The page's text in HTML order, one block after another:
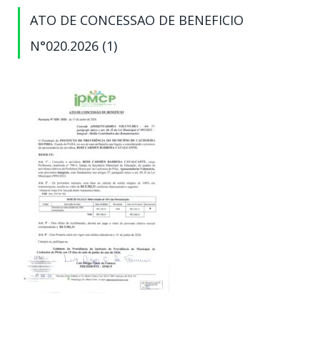
ATO DE CONCESSAO DE BENEFICIO
N°020.2026 (1)